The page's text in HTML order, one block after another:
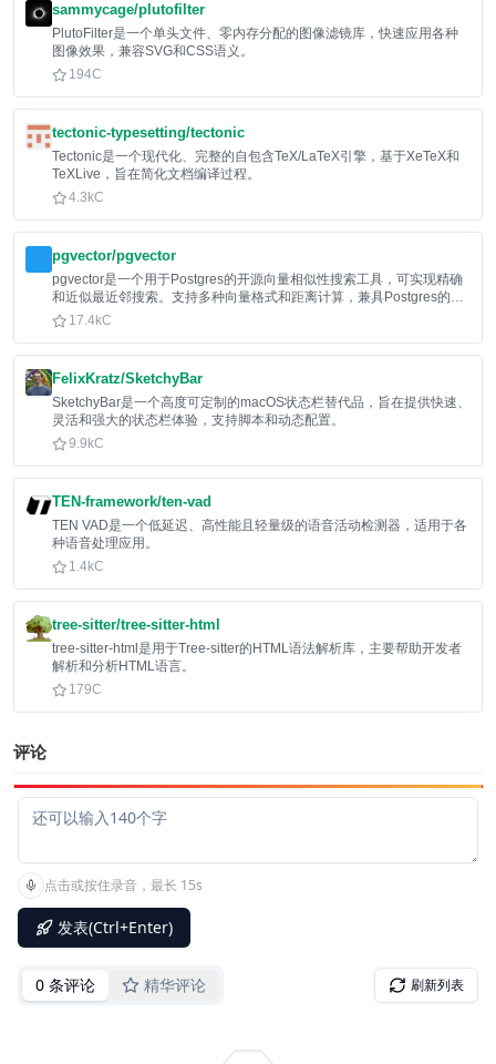
sammycage/plutofilter
PlutoFilter是一个单头文件、零内存分配的图像滤镜库，快速应用各种
图像效果，兼容SVG和CSS语义。
194C
tectonic-typesetting/tectonic
Tectonic是一个现代化、完整的自包含TeX/LaTeX引擎，基于XeTeX和
TeXLive，旨在简化文档编译过程。
4.3kC
pgvector/pgvector
pgvector是一个用于Postgres的开源向量相似性搜索工具，可实现精确
和近似最近邻搜索。支持多种向量格式和距离计算，兼具Postgres的
ACID特性。
17.4kC
FelixKratz/SketchyBar
SketchyBar是一个高度可定制的macOS状态栏替代品，旨在提供快速、
灵活和强大的状态栏体验，支持脚本和动态配置。
9.9kC
TEN-framework/ten-vad
TEN VAD是一个低延迟、高性能且轻量级的语音活动检测器，适用于各
种语音处理应用。
1.4kC
tree-sitter/tree-sitter-html
tree-sitter-html是用于Tree-sitter的HTML语法解析库，主要帮助开发者
解析和分析HTML语言。
179C
评论